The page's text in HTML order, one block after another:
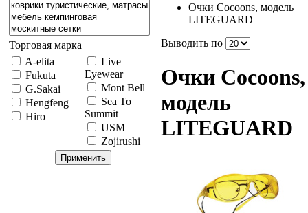
Торговая марка
A-elita
Fukuta
G.Sakai
Hengfeng
Hiro
Live
Eyewear
Mont Bell
Sea To
Summit
USM
Zojirushi
Очки Cocoons, модель
LITEGUARD
Выводить по
Очки Cocoons,
модель
LITEGUARD